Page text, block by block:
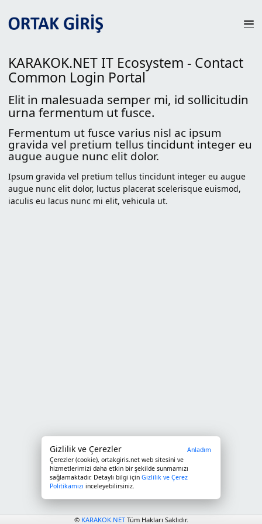
KARAKOK.NET IT Ecosystem - Contact
Common Login Portal
Elit in malesuada semper mi, id sollicitudin
urna fermentum ut fusce.
Fermentum ut fusce varius nisl ac ipsum
gravida vel pretium tellus tincidunt integer eu
augue augue nunc elit dolor.
Ipsum gravida vel pretium tellus tincidunt integer eu augue
augue nunc elit dolor, luctus placerat scelerisque euismod,
iaculis eu lacus nunc mi elit, vehicula ut.
Gizlilik ve Çerezler
Çerezler (cookie), ortakgiris.net web sitesini ve
hizmetlerimizi daha etkin bir şekilde sunmamızı
sağlamaktadır. Detaylı bilgi için Gizlilik ve Çerez
Politikamızı inceleyebilirsiniz.
Anladım
© KARAKOK.NETTüm Hakları Saklıdır.